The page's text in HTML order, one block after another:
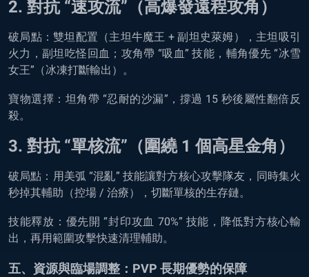
2. 對抗 “速攻流”（高爆發遠程攻角）
破局點：雙坦配置（主坦牛魔王 + 副坦史萊姆），主坦吸引
火力，副坦吃怪回血；攻角帶 “吸血” 技能，輔角優先 “冰雪
女王”（冰凍打斷輸出）。
寶物選擇：坦角帶 “忍耐的沙漏”，撐過 15 秒後屬性翻倍反
殺。
3. 對抗 “單核流”（圍繞 1 個高星金角）
破局點：用美弧 “混亂” 技能讓對方核心攻擊隊友，同時集火
秒掉其輔助（控場 / 治療），切斷單核的生存鏈。
技能釋放：優先開 “封印攻血 70%” 技能，降低對方核心輸
出，再用範圍攻擊快速清理輔助。
五、資源與臨場調整：PVP 長期優勢的保障